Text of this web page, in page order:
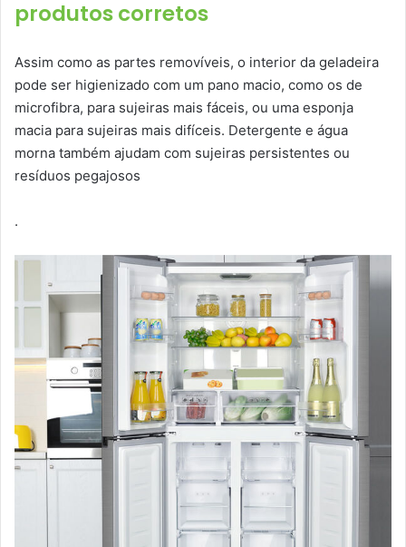
produtos corretos
Assim como as partes removíveis, o interior da geladeira
pode ser higienizado com um pano macio, como os de
microfibra, para sujeiras mais fáceis, ou uma esponja
macia para sujeiras mais difíceis. Detergente e água
morna também ajudam com sujeiras persistentes ou
resíduos pegajosos
.